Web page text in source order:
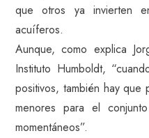
que otros ya invierten
acuíferos.
Aunque, como explica
Instituto Humboldt,
positivos, también hay que
menores para el
momentáneos”.